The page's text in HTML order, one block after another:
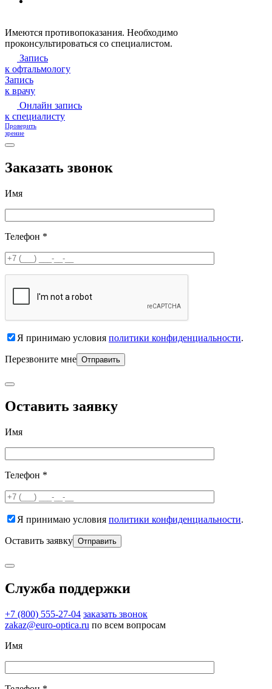
Имеются противопоказания. Необходимо
проконсультироваться со специалистом.
Запись
к офтальмологу
Запись
к врачу
Онлайн запись
к специалисту
Проверить
зрение
Заказать звонок
Имя
Телефон *
Я принимаю условия политики конфиденциальности.
Перезвоните мне
Оставить заявку
Имя
Телефон *
Я принимаю условия политики конфиденциальности.
Оставить заявку
Служба поддержки
+7 (800) 555-27-04 заказать звонок
zakaz@euro-optica.ru по всем вопросам
Имя